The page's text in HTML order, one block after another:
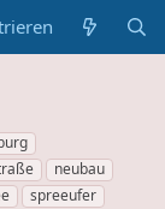
neubau
spreeufer